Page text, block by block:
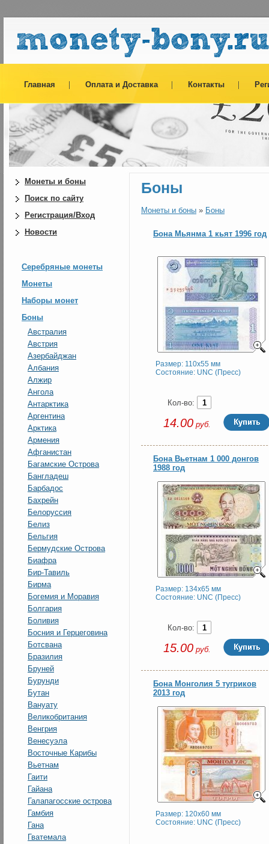
Главная Оплата и Доставка Контакты
Монеты и боны
Поиск по сайту
Регистрация/Вход
Новости
Серебряные монеты
Монеты
Наборы монет
Боны
Австралия
Австрия
Азербайджан
Албания
Алжир
Ангола
Антарктика
Аргентина
Арктика
Армения
Афганистан
Багамские Острова
Бангладеш
Барбадос
Бахрейн
Белоруссия
Белиз
Бельгия
Бермудские Острова
Биафра
Бир-Тавиль
Бирма
Богемия и Моравия
Болгария
Боливия
Босния и Герцеговина
Ботсвана
Бразилия
Бруней
Бурунди
Бутан
Вануату
Великобритания
Венгрия
Венесуэла
Восточные Карибы
Вьетнам
Гаити
Гайана
Галапагосские острова
Гамбия
Гана
Гватемала
Боны
Монеты и боны » Боны
Бона Мьянма 1 кьят 1996 год
Размер: 110x55 мм
Состояние: UNC (Пресс)
Кол-во:
14.00руб.
Бона Вьетнам 1 000 донгов
1988 год
Размер: 134x65 мм
Состояние: UNC (Пресс)
Кол-во:
15.00руб.
Бона Монголия 5 тугриков
2013 год
Размер: 120x60 мм
Состояние: UNC (Пресс)